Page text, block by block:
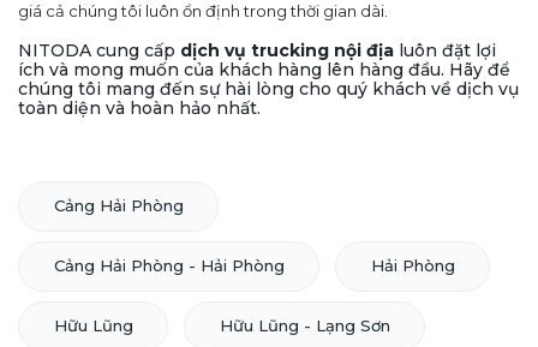
giá cả chúng tôi luôn ổn định trong thời gian dài.
NITODA cung cấp dịch vụ trucking nội địa luôn đặt lợi
ích và mong muốn của khách hàng lên hàng đầu. Hãy để
chúng tôi mang đến sự hài lòng cho quý khách về dịch vụ
toàn diện và hoàn hảo nhất.
Cảng Hải Phòng
Cảng Hải Phòng - Hải Phòng Hải Phòng
Hữu Lũng Hữu Lũng - Lạng Sơn